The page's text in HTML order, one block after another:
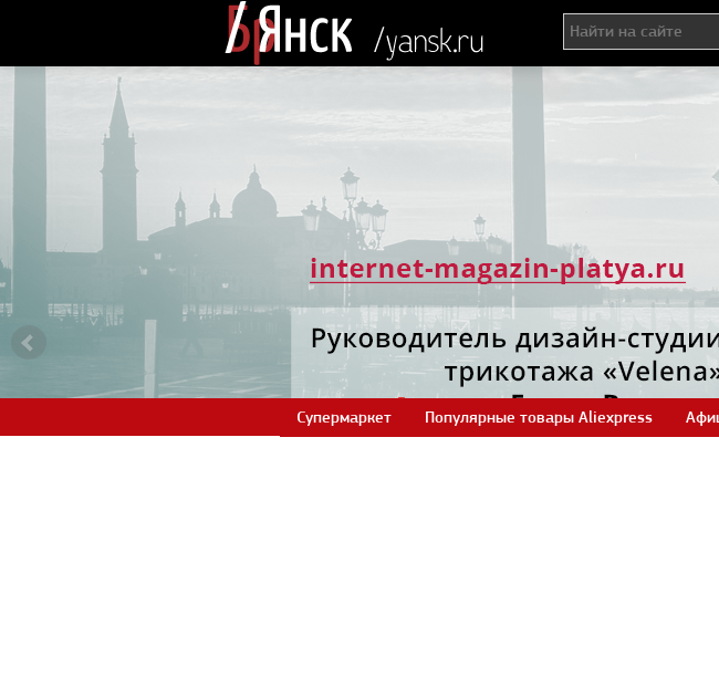
Супермаркет Популярные товары Aliexpress